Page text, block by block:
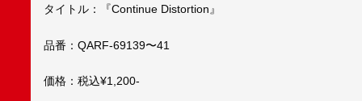
タイトル：『Continue Distortion』
品番：QARF-69139〜41
価格：税込¥1,200-